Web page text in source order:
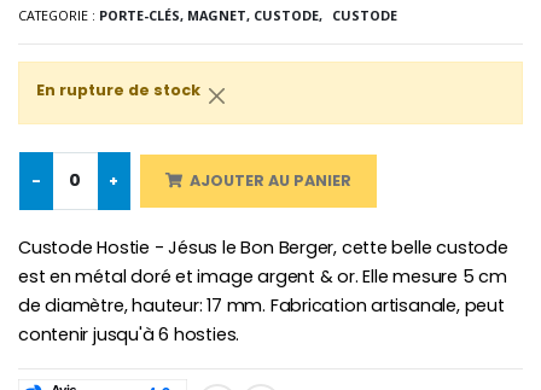
€9.90
€4.90
CATEGORIE : PORTE-CLÉS, MAGNET, CUSTODE, CUSTODE
En rupture de stock
- + AJOUTER AU PANIER
Custode Hostie - Jésus le Bon Berger, cette belle custode
est en métal doré et image argent & or. Elle mesure 5 cm
de diamètre, hauteur: 17 mm. Fabrication artisanale, peut
contenir jusqu'à 6 hosties.